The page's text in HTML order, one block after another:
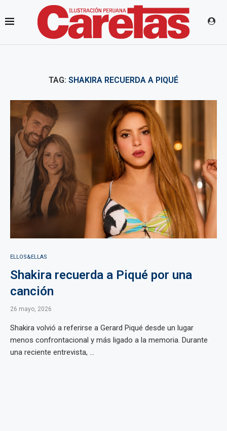
TAG: SHAKIRA RECUERDA A PIQUÉ
ELLOS&ELLAS
Shakira recuerda a Piqué por una
canción
26 mayo, 2026
Shakira volvió a referirse a Gerard Piqué desde un lugar
menos confrontacional y más ligado a la memoria. Durante
una reciente entrevista, ...